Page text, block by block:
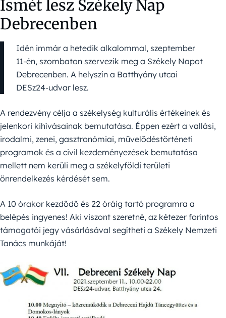
Ismét lesz Székely Nap
Debrecenben
Idén immár a hetedik alkalommal, szeptember
11-én, szombaton szervezik meg a Székely Napot
Debrecenben. A helyszín a Batthyány utcai
DESz24-udvar lesz.
A rendezvény célja a székelység kulturális értékeinek és
jelenkori kihívásainak bemutatása. Éppen ezért a vallási,
irodalmi, zenei, gasztronómiai, művelődéstörténeti
programok és a civil kezdeményezések bemutatása
mellett nem kerüli meg a székelyföldi területi
önrendelkezés kérdését sem.
A 10 órakor kezdődő és 22 óráig tartó programra a
belépés ingyenes! Aki viszont szeretné, az kétezer forintos
támogatói jegy vásárlásával segítheti a Székely Nemzeti
Tanács munkáját!